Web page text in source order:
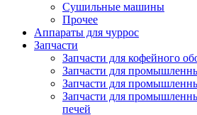
Сушильные машины
Прочее
Аппараты для чуррос
Запчасти
Запчасти для кофейного
Запчасти для
Запчасти для
Запчасти для
печей